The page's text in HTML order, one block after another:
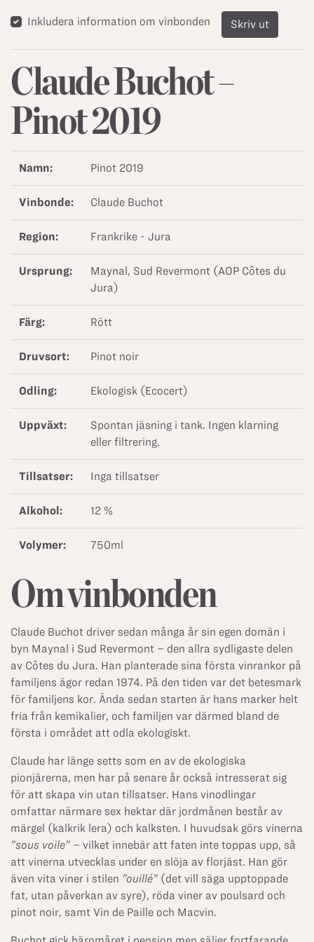
Inkludera information om vinbonden Skriv ut
Claude Buchot –
Pinot 2019
Namn: Pinot 2019
Vinbonde: Claude Buchot
Region: Frankrike - Jura
Ursprung:
Maynal, Sud Revermont (AOP Côtes du
Jura)
Färg: Rött
Druvsort: Pinot noir
Odling: Ekologisk (Ecocert)
Uppväxt:
Spontan jäsning i tank. Ingen klarning
eller filtrering.
Tillsatser: Inga tillsatser
Alkohol: 12 %
Volymer: 750ml
Om vinbonden
Claude Buchot driver sedan många år sin egen domän i
byn Maynal i Sud Revermont – den allra sydligaste delen
av Côtes du Jura. Han planterade sina första vinrankor på
familjens ägor redan 1974. På den tiden var det betesmark
för familjens kor. Ända sedan starten är hans marker helt
fria från kemikalier, och familjen var därmed bland de
första i området att odla ekologiskt.
Claude har länge setts som en av de ekologiska
pionjärerna, men har på senare år också intresserat sig
för att skapa vin utan tillsatser. Hans vinodlingar
omfattar närmare sex hektar där jordmånen består av
märgel (kalkrik lera) och kalksten. I huvudsak görs vinerna
”sous voile” – vilket innebär att faten inte toppas upp, så
att vinerna utvecklas under en slöja av florjäst. Han gör
även vita viner i stilen ”ouillé” (det vill säga upptoppade
fat, utan påverkan av syre), röda viner av poulsard och
pinot noir, samt Vin de Paille och Macvin.